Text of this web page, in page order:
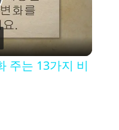
주는 13가지 비